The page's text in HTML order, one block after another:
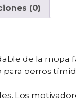
(0)
de la mopa
perros
Los